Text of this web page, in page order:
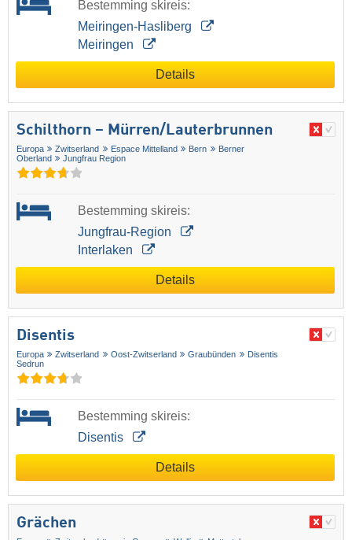
Bestemming skireis:
Meiringen-Hasliberg
Meiringen
Details
Schilthorn – Mürren/​Lauterbrunnen
Europa Zwitserland Espace Mittelland Bern
Berner
Oberland
Jungfrau Region
Bestemming skireis:
Jungfrau-Region
Interlaken
Details
Disentis
Europa Zwitserland Oost-Zwitserland Graubünden
Disentis
Sedrun
Bestemming skireis:
Disentis
Details
Grächen